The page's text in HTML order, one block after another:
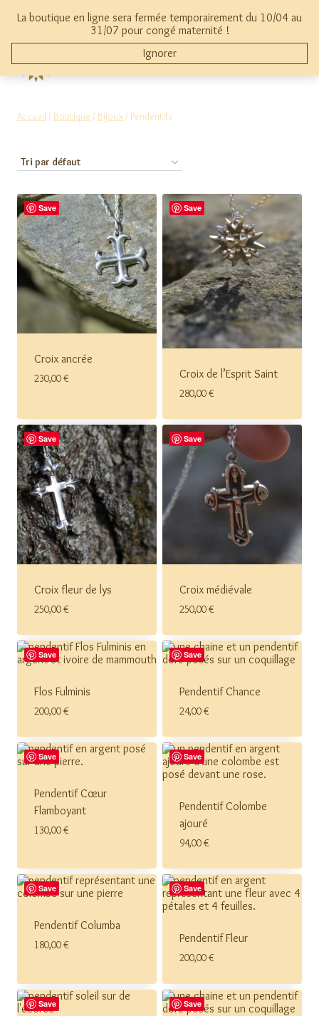
La boutique en ligne sera fermée temporairement du 10/04 au
31/07 pour congé maternité !
Ignorer
0 mon compte
THYMAMAI
Accueil / Boutique / Bijoux / Pendentifs
Save
Croix ancrée
230,00€
Save
Croix de l’Esprit Saint
280,00€
Save
Croix fleur de lys
250,00€
Save
Croix médiévale
250,00€
Save
Flos Fulminis
200,00€
Save
Pendentif Chance
24,00€
Save
Pendentif Cœur
Flamboyant
130,00€
Save
Pendentif Colombe
ajouré
94,00€
Save
Pendentif Columba
180,00€
Save
Pendentif Fleur
200,00€
Save Save